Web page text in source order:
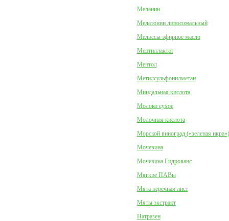
Меланин
Мелатонин липосомальный
Мелиссы эфирное масло
Ментиллактат
Ментол
Метилсульфонилметан
Миндальная кислота
Молоко сухое
Молочная кислота
Морской виноград («зеленая икра»)
Мочевина
Мочевина Гидрованс
Мягкие ПАВы
Мята перечная лист
Мяты экстракт
Натразен